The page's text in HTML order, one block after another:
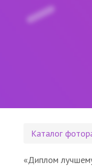
Каталог
«Диплом